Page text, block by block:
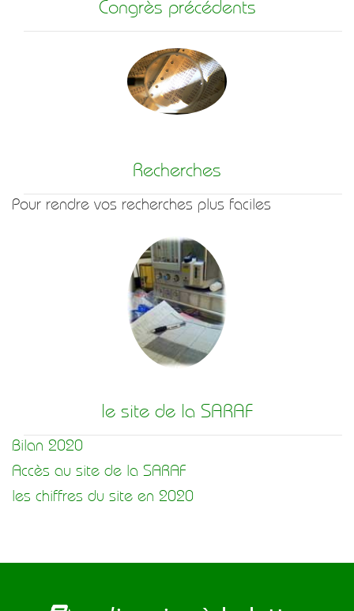
Congrès précédents
Recherches
Pour rendre vos recherches plus faciles
le site de la SARAF
Bilan 2020
Accès au site de la SARAF
les chiffres du site en 2020